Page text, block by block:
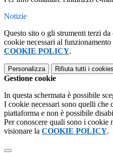
Notizie
Questo sito o gli strumenti terzi
cookie necessari al
COOKIE POLICY.
Personalizza Rifiuta tutti i cookies
Gestione cookie
In questa schermata è possibile
I cookie necessari sono quelli che
piattaforma e non è possibile
Per conoscere quali sono i cookie
visionare la COOKIE POLICY.